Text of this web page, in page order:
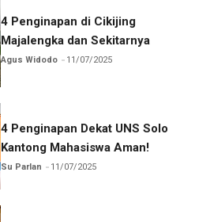
4 Penginapan di Cikijing
Majalengka dan Sekitarnya
Agus Widodo 11/07/2025
4 Penginapan Dekat UNS Solo
Kantong Mahasiswa Aman!
Su Parlan 11/07/2025